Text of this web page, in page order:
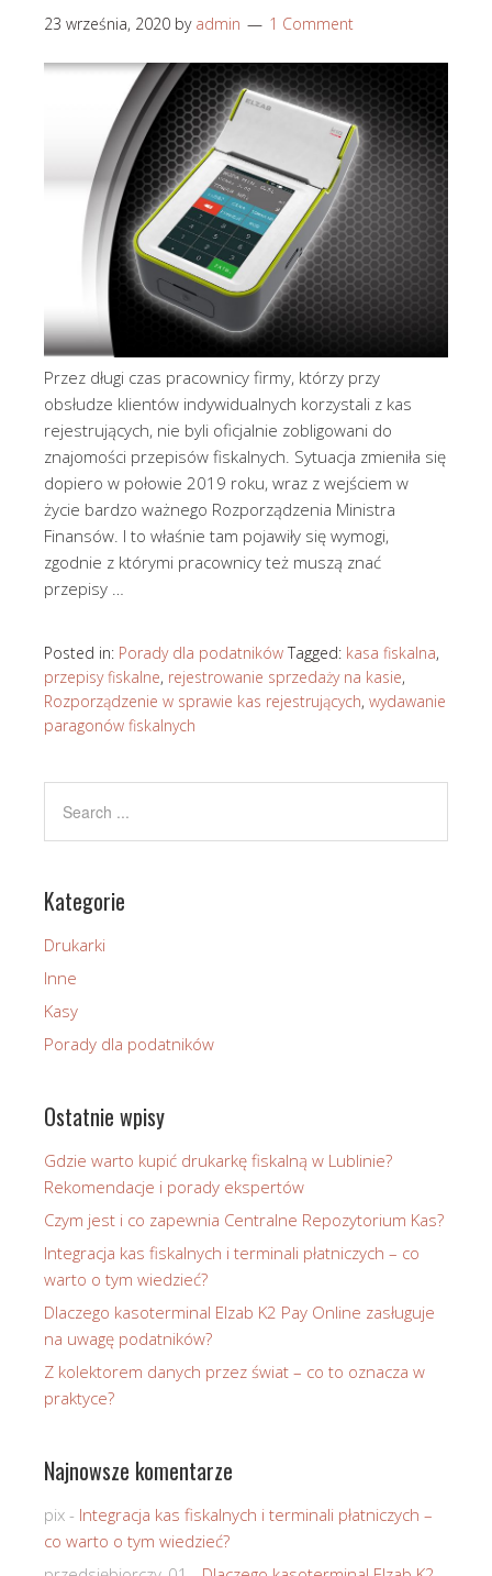
23 września, 2020 by admin 1 Comment
Przez długi czas pracownicy firmy, którzy przy
obsłudze klientów indywidualnych korzystali z kas
rejestrujących, nie byli oficjalnie zobligowani do
znajomości przepisów fiskalnych. Sytuacja zmieniła się
dopiero w połowie 2019 roku, wraz z wejściem w
życie bardzo ważnego Rozporządzenia Ministra
Finansów. I to właśnie tam pojawiły się wymogi,
zgodnie z którymi pracownicy też muszą znać
przepisy …
Posted in: Porady dla podatników Tagged: kasa fiskalna,
przepisy fiskalne, rejestrowanie sprzedaży na kasie,
Rozporządzenie w sprawie kas rejestrujących, wydawanie
paragonów fiskalnych
Kategorie
Drukarki
Inne
Kasy
Porady dla podatników
Ostatnie wpisy
Gdzie warto kupić drukarkę fiskalną w Lublinie?
Rekomendacje i porady ekspertów
Czym jest i co zapewnia Centralne Repozytorium Kas?
Integracja kas fiskalnych i terminali płatniczych – co
warto o tym wiedzieć?
Dlaczego kasoterminal Elzab K2 Pay Online zasługuje
na uwagę podatników?
Z kolektorem danych przez świat – co to oznacza w
praktyce?
Najnowsze komentarze
pix - Integracja kas fiskalnych i terminali płatniczych –
co warto o tym wiedzieć?